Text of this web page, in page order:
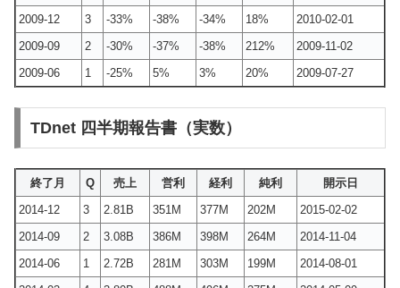
2009-12
3 -33% -38% -34% 18%
2010-02-01
2009-09
2 -30% -37% -38% 212%
2009-11-02
2009-06
1 -25% 5% 3% 20% 2009-07-27
TDnet 四半期報告書（実数）
終了月 Q 売上 営利 経利 純利
開示日
2014-12
3 2.81B 351M 377M 202M
2015-02-02
2014-09
2 3.08B 386M 398M 264M
2014-11-04
2014-06
1 2.72B 281M 303M 199M
2014-08-01